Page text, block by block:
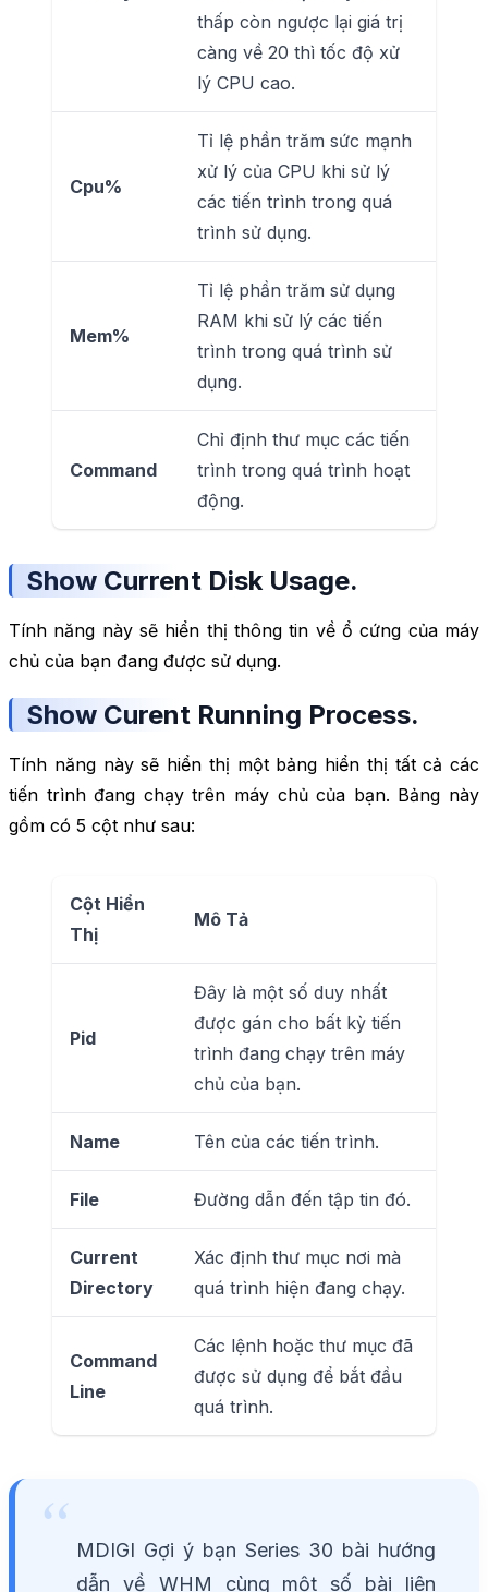
thấp còn ngược lại giá trị
càng về 20 thì tốc độ xử
lý CPU cao.
Cpu%
Tỉ lệ phần trăm sức mạnh
xử lý của CPU khi sử lý
các tiến trình trong quá
trình sử dụng.
Mem%
Tỉ lệ phần trăm sử dụng
RAM khi sử lý các tiến
trình trong quá trình sử
dụng.
Command
Chỉ định thư mục các tiến
trình trong quá trình hoạt
động.
Show Current Disk Usage.
Tính năng này sẽ hiển thị thông tin về ổ cứng của máy
chủ của bạn đang được sử dụng.
Show Curent Running Process.
Tính năng này sẽ hiển thị một bảng hiển thị tất cả các
tiến trình đang chạy trên máy chủ của bạn. Bảng này
gồm có 5 cột như sau:
Cột Hiển
Thị
Mô Tả
Pid
Đây là một số duy nhất
được gán cho bất kỳ tiến
trình đang chạy trên máy
chủ của bạn.
Name Tên của các tiến trình.
File Đường dẫn đến tập tin đó.
Current
Directory
Xác định thư mục nơi mà
quá trình hiện đang chạy.
Command
Line
Các lệnh hoặc thư mục đã
được sử dụng để bắt đầu
quá trình.
MDIGI Gợi ý bạn Series 30 bài hướng
dẫn về WHM cùng một số bài liên